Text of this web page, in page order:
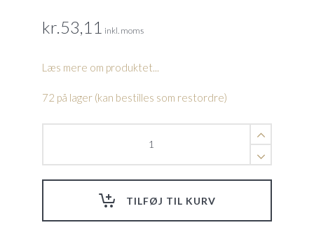
kr. 53,11 inkl. moms
Læs mere om produktet...
72 på lager (kan bestilles som restordre)
90
TILFØJ TIL KURV